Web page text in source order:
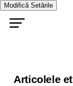
Modifică Setările
Articolele